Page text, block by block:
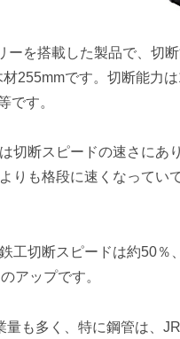
ーを搭載した製品で、切
255mmです。切断能力
です。
切断スピードの速さにあ
りも格段に速くなってい
工切断スピードは約50％
アップです。
量も多く、特に鋼管は、